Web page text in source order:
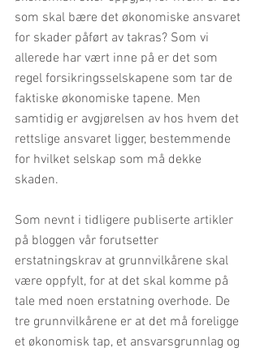
som skal bære det økonomiske ansvaret
for skader påført av takras? Som vi
allerede har vært inne på er det som
regel forsikringsselskapene som tar de
faktiske økonomiske tapene. Men
samtidig er avgjørelsen av hos hvem det
rettslige ansvaret ligger, bestemmende
for hvilket selskap som må dekke
skaden.
Som nevnt i tidligere publiserte artikler
på bloggen vår forutsetter
erstatningskrav at grunnvilkårene skal
være oppfylt, for at det skal komme på
tale med noen erstatning overhode. De
tre grunnvilkårene er at det må foreligge
et økonomisk tap, et ansvarsgrunnlag og